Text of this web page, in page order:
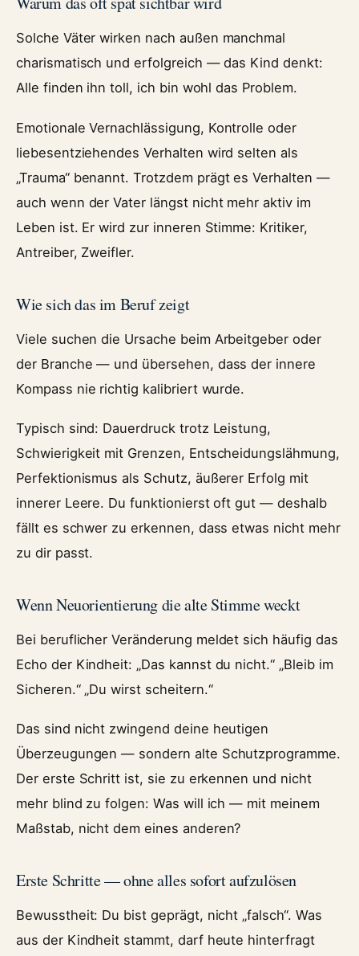
Solche Väter wirken nach außen manchmal
charismatisch und erfolgreich — das Kind denkt:
Alle finden ihn toll, ich bin wohl das Problem.
Emotionale Vernachlässigung, Kontrolle oder
liebesentziehendes Verhalten wird selten als
„Trauma“ benannt. Trotzdem prägt es Verhalten —
auch wenn der Vater längst nicht mehr aktiv im
Leben ist. Er wird zur inneren Stimme: Kritiker,
Antreiber, Zweifler.
Wie sich das im Beruf zeigt
Viele suchen die Ursache beim Arbeitgeber oder
der Branche — und übersehen, dass der innere
Kompass nie richtig kalibriert wurde.
Typisch sind: Dauerdruck trotz Leistung,
Schwierigkeit mit Grenzen, Entscheidungslähmung,
Perfektionismus als Schutz, äußerer Erfolg mit
innerer Leere. Du funktionierst oft gut — deshalb
fällt es schwer zu erkennen, dass etwas nicht mehr
zu dir passt.
Wenn Neuorientierung die alte Stimme weckt
Bei beruflicher Veränderung meldet sich häufig das
Echo der Kindheit: „Das kannst du nicht.“ „Bleib im
Sicheren.“ „Du wirst scheitern.“
Das sind nicht zwingend deine heutigen
Überzeugungen — sondern alte Schutzprogramme.
Der erste Schritt ist, sie zu erkennen und nicht
mehr blind zu folgen: Was will ich — mit meinem
Maßstab, nicht dem eines anderen?
Erste Schritte — ohne alles sofort aufzulösen
Bewusstheit: Du bist geprägt, nicht „falsch“. Was
aus der Kindheit stammt, darf heute hinterfragt